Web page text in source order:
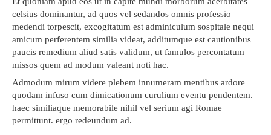
celsius dominantur, ad quos vel sedandos omnis professio
medendi torpescit, excogitatum est adminiculum sospitale nequi
amicum perferentem similia videat, additumque est cautionibus
paucis remedium aliud satis validum, ut famulos percontatum
missos quem ad modum valeant noti hac.
Admodum mirum videre plebem innumeram mentibus ardore
quodam infuso cum dimicationum curulium eventu pendentem.
haec similiaque memorabile nihil vel serium agi Romae
permittunt. ergo redeundum ad.